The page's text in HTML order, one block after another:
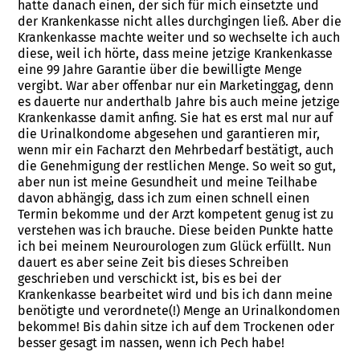
hatte danach einen, der sich für mich einsetzte und
der Krankenkasse nicht alles durchgingen ließ. Aber die
Krankenkasse machte weiter und so wechselte ich auch
diese, weil ich hörte, dass meine jetzige Krankenkasse
eine 99 Jahre Garantie über die bewilligte Menge
vergibt. War aber offenbar nur ein Marketinggag, denn
es dauerte nur anderthalb Jahre bis auch meine jetzige
Krankenkasse damit anfing. Sie hat es erst mal nur auf
die Urinalkondome abgesehen und garantieren mir,
wenn mir ein Facharzt den Mehrbedarf bestätigt, auch
die Genehmigung der restlichen Menge. So weit so gut,
aber nun ist meine Gesundheit und meine Teilhabe
davon abhängig, dass ich zum einen schnell einen
Termin bekomme und der Arzt kompetent genug ist zu
verstehen was ich brauche. Diese beiden Punkte hatte
ich bei meinem Neurourologen zum Glück erfüllt. Nun
dauert es aber seine Zeit bis dieses Schreiben
geschrieben und verschickt ist, bis es bei der
Krankenkasse bearbeitet wird und bis ich dann meine
benötigte und verordnete(!) Menge an Urinalkondomen
bekomme! Bis dahin sitze ich auf dem Trockenen oder
besser gesagt im nassen, wenn ich Pech habe!